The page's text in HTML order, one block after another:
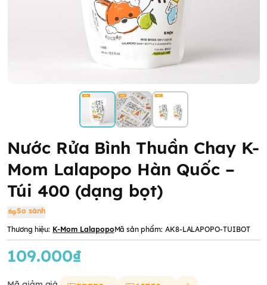
Nước Rửa Bình Thuần Chay K-
Mom Lalapopo Hàn Quốc –
Túi 400 (dạng bọt)
So sánh
Thương hiệu: K-Mom LalapopoMã sản phẩm: AK8-LALAPOPO-TUIBOT
109.000₫